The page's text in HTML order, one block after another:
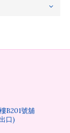
B201號舖
口)